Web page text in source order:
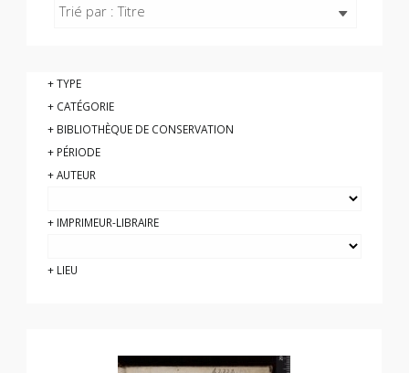
Trié par : Titre
TYPE
CATÉGORIE
BIBLIOTHÈQUE DE CONSERVATION
PÉRIODE
AUTEUR
IMPRIMEUR-LIBRAIRE
LIEU